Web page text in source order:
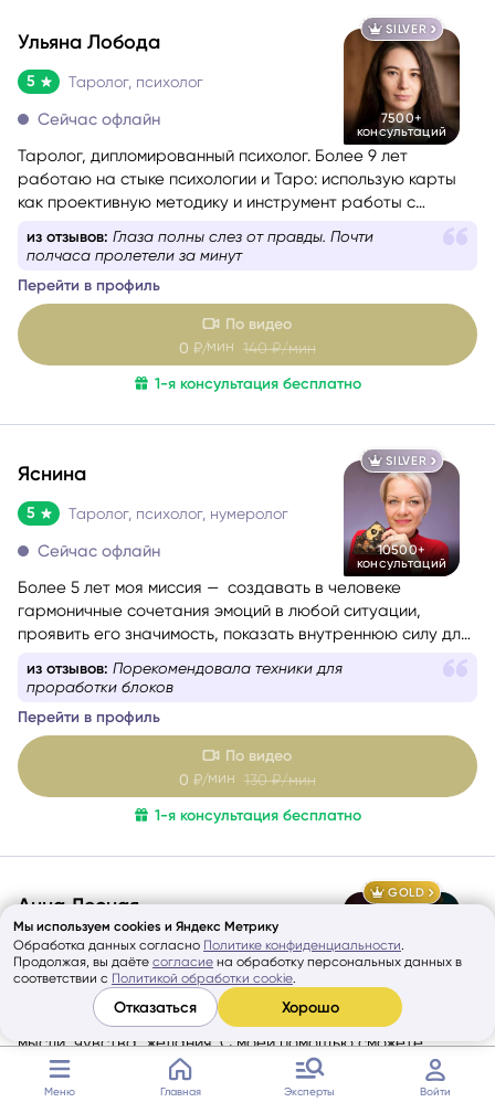
Меню Главная Эксперты Войти
SILVER
7500+
консультаций
Ульяна Лобода
5 Таролог, психолог
Сейчас офлайн
Таролог, дипломированный психолог. Более 9 лет
работаю на стыке психологии и Таро: использую карты
как проективную методику и инструмент работы с
из отзывов: Я в огромном шоке с ее умения читать
карты
Перейти в профиль
По видео
0 ₽/мин140 ₽/мин
1-я консультация бесплатно
SILVER
10500+
консультаций
Яснина
5 Таролог, психолог, нумеролог
Сейчас офлайн
Более 5 лет моя миссия — создавать в человеке
гармоничные сочетания эмоций в любой ситуации,
проявить его значимость, показать внутреннюю силу для
самопомощи, сбалансировать энергии в зависимости от
ситуации.
из отзывов: Порекомендовала техники для
проработки блоков
Перейти в профиль
По видео
0 ₽/мин 130 ₽/мин
1-я консультация бесплатно
GOLD
консультаций
Анна Лесная
5 Таролог
Сейчас офлайн
Проникаю в самую суть вещей, в подсознательное:
мысли, чувства, желания. С моей помощью сможете
выбраться из лабиринта в любой сфере жизни. Не
знаете, какой вопрос задать, – помогу вам с
из отзывов:
Анну рекомендую как чуткого,
Мы используем cookies и Яндекс Метрику
Обработка данных согласно Политике конфиденциальности.
Продолжая, вы даёте согласие на обработку персональных данных в
соответствии с Политикой обработки cookie.
Отказаться Хорошо